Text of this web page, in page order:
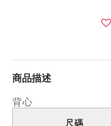
商品描述
背心
尺碼